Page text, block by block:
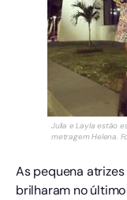
Julia e Layla estão
metragem Helena.
As pequena
brilharam no